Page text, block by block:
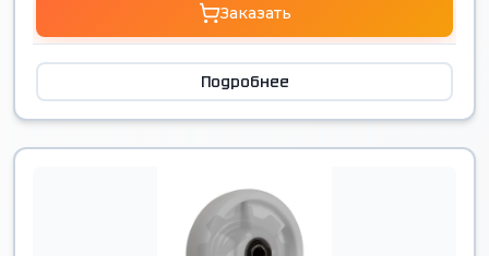
Заказать
Подробнее